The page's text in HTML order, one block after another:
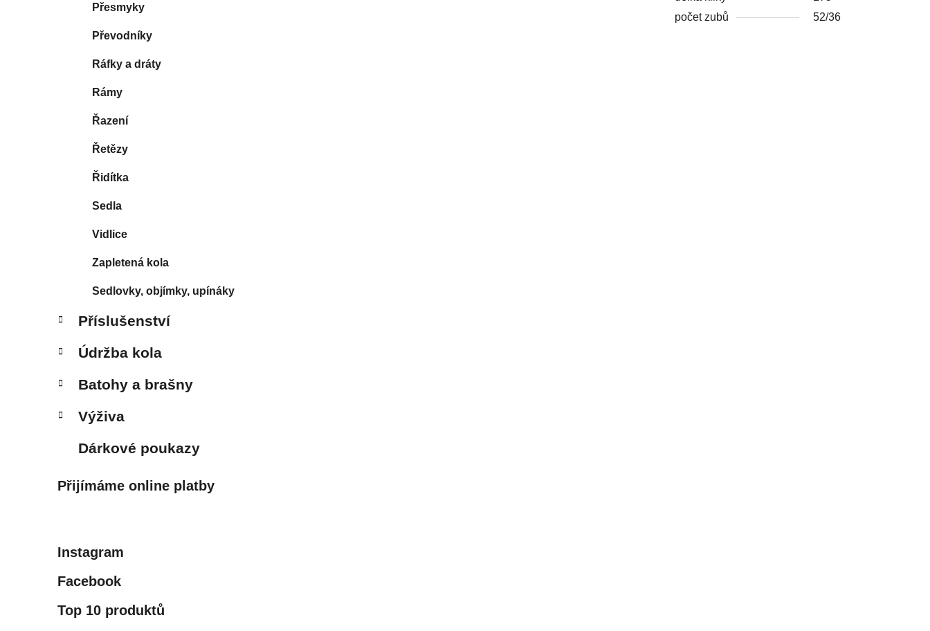
Přesmyky
Převodníky
Ráfky a dráty
Rámy
Řazení
Řetězy
Řidítka
Sedla
Vidlice
Zapletená kola
Sedlovky, objímky, upínáky
Příslušenství
Údržba kola
Batohy a brašny
Výživa
Dárkové poukazy
Přijímáme online platby
Instagram
Facebook
Top 10 produktů
počet zubů
52/36